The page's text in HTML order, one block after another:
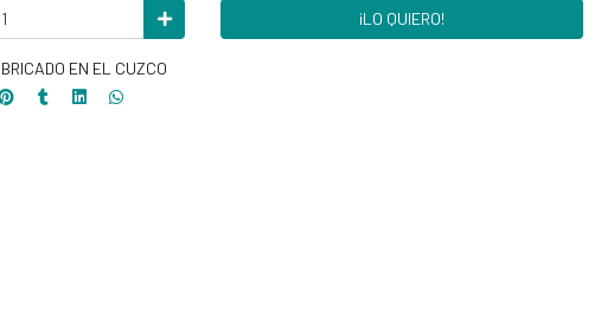
¡LO QUIERO!
EN EL CUZCO